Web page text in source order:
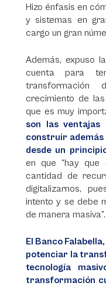
Hizo énfasis en
y sistemas en
cargo un gran
Además, expuso
cuenta para
transformación
crecimiento de
que es muy
son las ventajas
construir
desde un
en que “hay que
cantidad de
digitalizarnos,
intento y se debe
de manera masiva”.
El Banco Falabella,
potenciar la
tecnología
transformación